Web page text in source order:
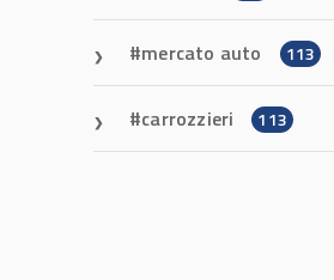
mercato auto 113
carrozzieri 113